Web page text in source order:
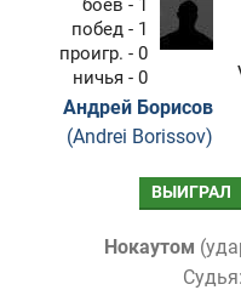
боев - 1
побед - 1
проигр. - 0
ничья - 0
Андрей Борисов
(Andrei Borissov)
ВЫИГРАЛ
Нокаутом (